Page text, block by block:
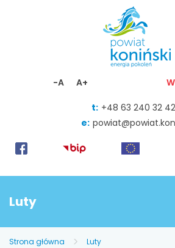
-A A+
t: +48 63 240 32 42
e:
Luty
Strona główna Luty